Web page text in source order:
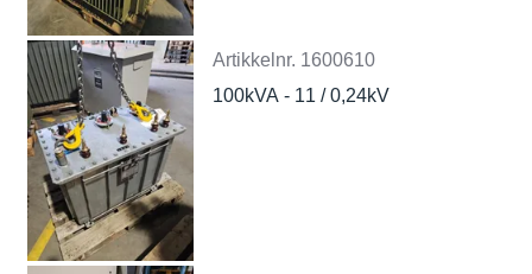
Artikkelnr. 1600610
100kVA - 11 / 0,24kV